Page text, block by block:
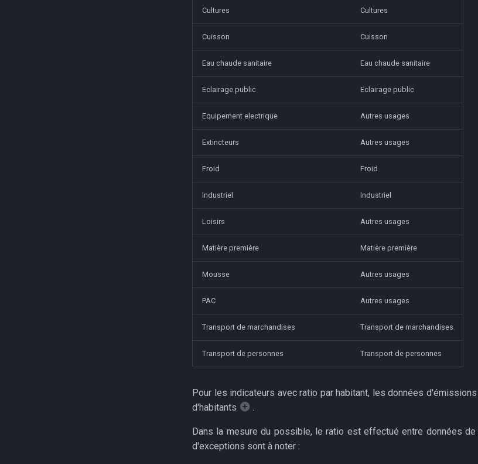
Cultures Cultures
Cuisson Cuisson
Eau chaude sanitaire Eau chaude sanitaire
Eclairage public Eclairage public
Equipement electrique Autres usages
Extincteurs Autres usages
Froid Froid
Industriel Industriel
Loisirs Autres usages
Matière première Matière première
Mousse Autres usages
PAC Autres usages
Transport de marchandises Transport de marchandises
Transport de personnes Transport de personnes
Pour les indicateurs avec ratio par habitant, les données
d'habitants
.
Dans la mesure du possible, le ratio est effectué entre données de
d'exceptions sont à noter :